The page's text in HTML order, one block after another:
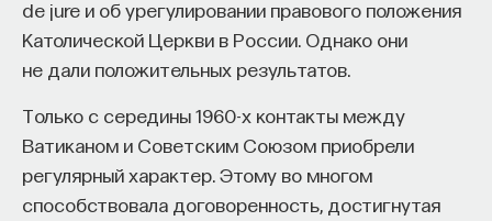
de jure и об урегулировании правового положения
Католической Церкви в России. Однако они
не дали положительных результатов.
Только с середины 1960-х контакты между
Ватиканом и Советским Союзом приобрели
регулярный характер. Этому во многом
способствовала договоренность, достигнутая